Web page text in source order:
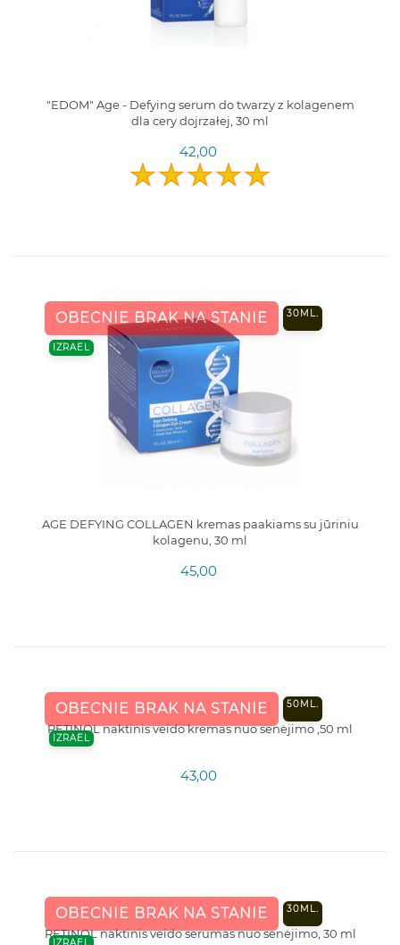
"EDOM" Age - Defying serum do twarzy z kolagenem
dla cery dojrzałej, 30 ml
42,00
OBECNIE BRAK NA STANIE 30ML.
IZRAEL
AGE DEFYING COLLAGEN kremas paakiams su jūriniu
kolagenu, 30 ml
45,00
OBECNIE BRAK NA STANIE 50ML.
IZRAEL
RETINOL naktinis veido kremas nuo senėjimo ,50 ml
43,00
OBECNIE BRAK NA STANIE 30ML.
RETINOL naktinis veido serumas nuo senėjimo, 30 ml